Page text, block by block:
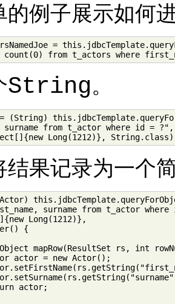
的例子展示如何
=
count(0) from t_actors where
String。
(String)
surname from t_actor where id =
Long(1212)},
结果记录为一个
surname from t_actor where
Long(1212)},
{
mapRow(ResultSet rs, int
actor = new Actor();
actor;